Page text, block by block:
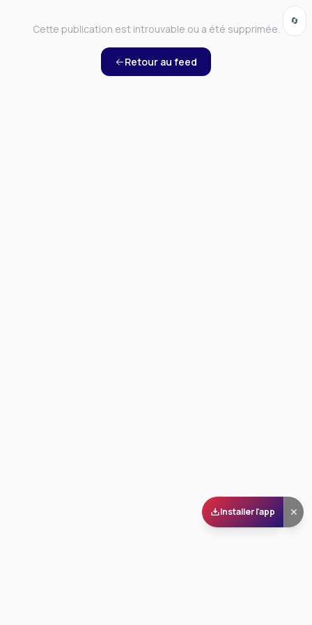
Cette publication est introuvable ou a été supprimée.
Retour au feed
Installer l'app
🔄